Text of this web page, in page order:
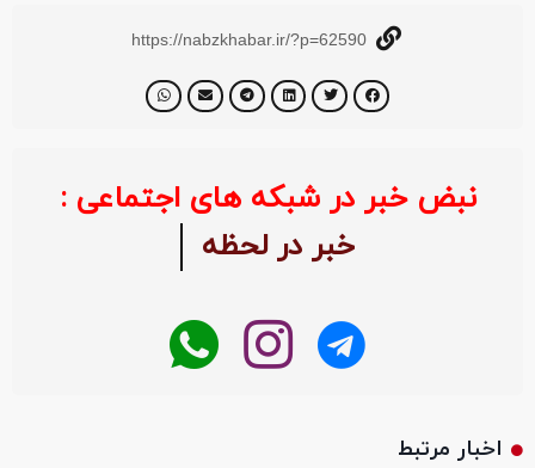
https://nabzkhabar.ir/?p=62590
نبض خبر در شبکه های اجتماعی :
خبر در لحظه
اخبار مرتبط